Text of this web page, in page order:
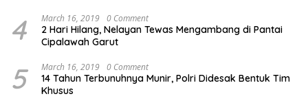
4 March 16, 2019 0 Comment
2 Hari Hilang, Nelayan Tewas Mengambang di Pantai
Cipalawah Garut
5 March 16, 2019 0 Comment
14 Tahun Terbunuhnya Munir, Polri Didesak Bentuk Tim
Khusus